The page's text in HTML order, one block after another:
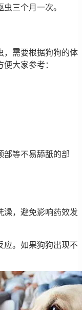
三个月一次。
，需要根据狗狗的体
大家参考：
部等不易舔舐的部
澡，避免影响药效发
应。如果狗狗出现不